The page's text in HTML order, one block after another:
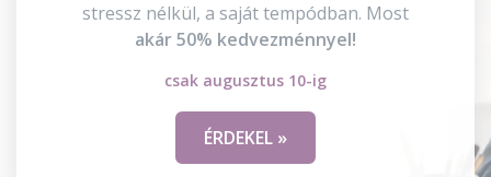
stressz nélkül, a saját tempódban. Most
akár 50% kedvezménnyel!
csak augusztus 10-ig
ÉRDEKEL »